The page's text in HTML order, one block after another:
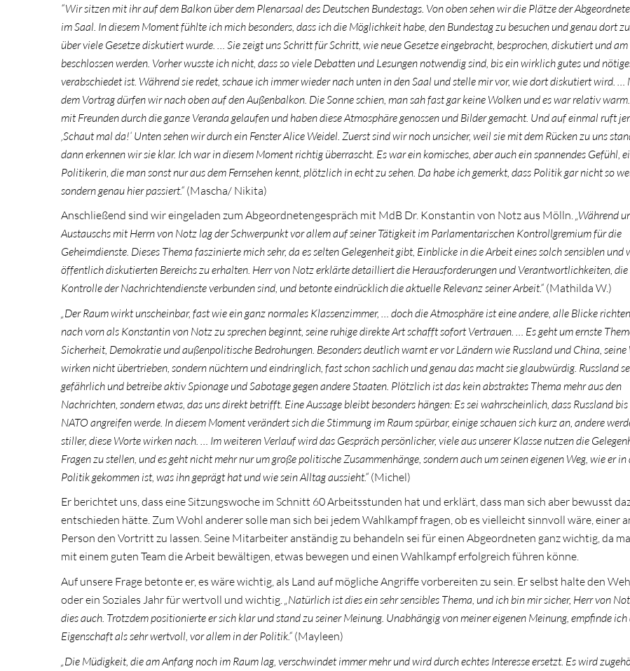
“Wir sitzen mit ihr auf dem Balkon über dem Plenarsaal des Deutschen Bundestags. Von oben sehen wir die Plätze der
im Saal. In diesem Moment fühlte ich mich besonders, dass ich die Möglichkeit habe, den Bundestag zu besuchen und genau dort
über viele Gesetze diskutiert wurde. … Sie zeigt uns Schritt für Schritt, wie neue Gesetze eingebracht, besprochen, diskutiert und am
beschlossen werden. Vorher wusste ich nicht, dass so viele Debatten und Lesungen notwendig sind, bis ein wirklich gutes und
verabschiedet ist. Während sie redet, schaue ich immer wieder nach unten in den Saal und stelle mir vor, wie dort diskutiert wird. …
dem Vortrag dürfen wir nach oben auf den Außenbalkon. Die Sonne schien, man sah fast gar keine Wolken und es war relativ
mit Freunden durch die ganze Veranda gelaufen und haben diese Atmosphäre genossen und Bilder gemacht. Und auf einmal ruft
‚Schaut mal da!‘ Unten sehen wir durch ein Fenster Alice Weidel. Zuerst sind wir noch unsicher, weil sie mit dem Rücken zu uns
dann erkennen wir sie klar. Ich war in diesem Moment richtig überrascht. Es war ein komisches, aber auch ein spannendes Gefühl,
Politikerin, die man sonst nur aus dem Fernsehen kennt, plötzlich in echt zu sehen. Da habe ich gemerkt, dass Politik gar nicht so
sondern genau hier passiert.“ (Mascha/ Nikita)
Anschließend sind wir eingeladen zum Abgeordnetengespräch mit MdB Dr. Konstantin von Notz aus Mölln.„Während
Austauschs mit Herrn von Notz lag der Schwerpunkt vor allem auf seiner Tätigkeit im Parlamentarischen Kontrollgremium für die
Geheimdienste. Dieses Thema faszinierte mich sehr, da es selten Gelegenheit gibt, Einblicke in die Arbeit eines solch sensiblen und
öffentlich diskutierten Bereichs zu erhalten. Herr von Notz erklärte detailliert die Herausforderungen und Verantwortlichkeiten,
Kontrolle der Nachrichtendienste verbunden sind, und betonte eindrücklich die aktuelle Relevanz seiner Arbeit.“ (Mathilda W.)
„Der Raum wirkt unscheinbar, fast wie ein ganz normales Klassenzimmer, … doch die Atmosphäre ist eine andere, alle Blicke
nach vorn als Konstantin von Notz zu sprechen beginnt, seine ruhige direkte Art schafft sofort Vertrauen. … Es geht um ernste
Sicherheit, Demokratie und außenpolitische Bedrohungen. Besonders deutlich warnt er vor Ländern wie Russland und China,
wirken nicht übertrieben, sondern nüchtern und eindringlich, fast schon sachlich und genau das macht sie glaubwürdig. Russland
gefährlich und betreibe aktiv Spionage und Sabotage gegen andere Staaten. Plötzlich ist das kein abstraktes Thema mehr aus den
Nachrichten, sondern etwas, das uns direkt betrifft. Eine Aussage bleibt besonders hängen: Es sei wahrscheinlich, dass Russland
NATO angreifen werde. In diesem Moment verändert sich die Stimmung im Raum spürbar, einige schauen sich kurz an, andere
stiller, diese Worte wirken nach. … Im weiteren Verlauf wird das Gespräch persönlicher, viele aus unserer Klasse nutzen die
Fragen zu stellen, und es geht nicht mehr nur um große politische Zusammenhänge, sondern auch um seinen eigenen Weg, wie er in
Politik gekommen ist, was ihn geprägt hat und wie sein Alltag aussieht.“ (Michel)
Er berichtet uns, dass eine Sitzungswoche im Schnitt 60 Arbeitsstunden hat und erklärt, dass man sich aber bewusst
entschieden hätte. Zum Wohl anderer solle man sich bei jedem Wahlkampf fragen, ob es vielleicht sinnvoll wäre, einer
Person den Vortritt zu lassen. Seine Mitarbeiter anständig zu behandeln sei für einen Abgeordneten ganz wichtig, da
mit einem guten Team die Arbeit bewältigen, etwas bewegen und einen Wahlkampf erfolgreich führen könne.
Auf unsere Frage betonte er, es wäre wichtig, als Land auf mögliche Angriffe vorbereiten zu sein. Er selbst halte den
oder ein Soziales Jahr für wertvoll und wichtig. „Natürlich ist dies ein sehr sensibles Thema, und ich bin mir sicher, Herr von
dies auch. Trotzdem positionierte er sich klar und stand zu seiner Meinung. Unabhängig von meiner eigenen Meinung, empfinde ich
Eigenschaft als sehr wertvoll, vor allem in der Politik.“ (Mayleen)
„Die Müdigkeit, die am Anfang noch im Raum lag, verschwindet immer mehr und wird durch echtes Interesse ersetzt. Es wird